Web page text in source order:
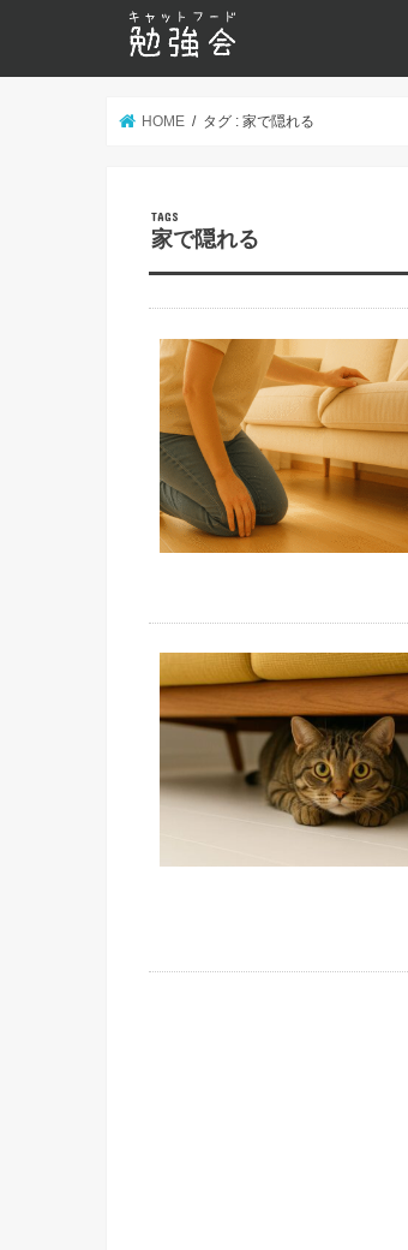
HOME タグ : 家で隠れる
家で隠れる